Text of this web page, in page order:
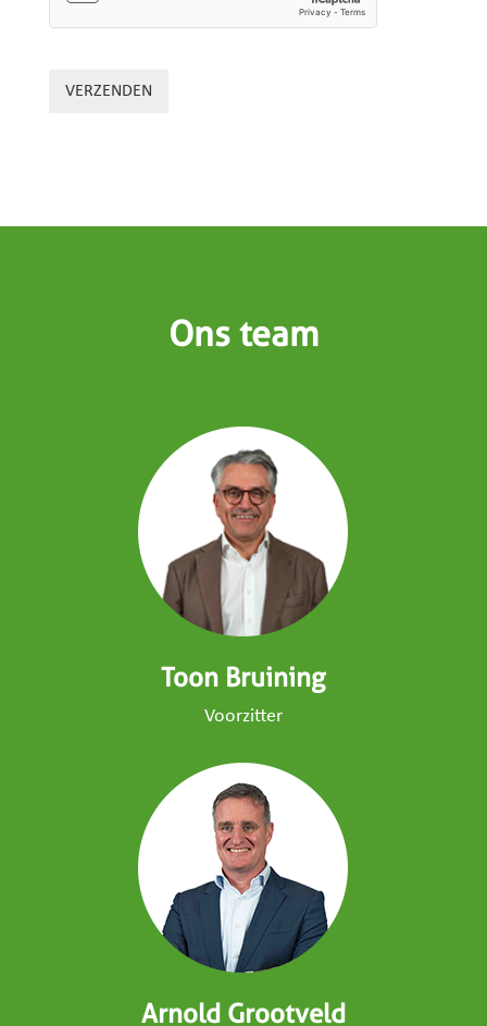
VERZENDEN
Ons team
Toon Bruining
Voorzitter
Arnold Grootveld